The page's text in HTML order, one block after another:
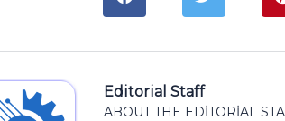
Editorial Staff
ABOUT THE EDITORIAL